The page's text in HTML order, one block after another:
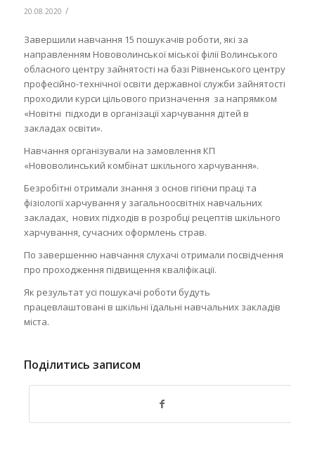
20.08.2020 /
Завершили навчання 15 пошукачів роботи, які за
направленням Нововолинської міської філії Волинського
обласного центру зайнятості на базі Рівненського центру
професійно-технічної освіти державної служби зайнятості
проходили курси цільового призначення за напрямком
«Новітні підходи в організації харчування дітей в
закладах освіти».
Навчання організували на замовлення КП
«Нововолинський комбінат шкільного харчування».
Безробітні отримали знання з основ гігієни праці та
фізіології харчування у загальноосвітніх навчальних
закладах, нових підходів в розробці рецептів шкільного
харчування, сучасних оформлень страв.
По завершенню навчання слухачі отримали посвідчення
про проходження підвищення кваліфікації.
Як результат усі пошукачі роботи будуть
працевлаштовані в шкільні їдальні навчальних закладів
міста.
Поділитись записом